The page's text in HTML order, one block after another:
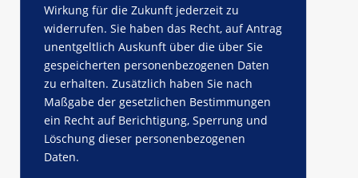
Wirkung für die Zukunft jederzeit zu
widerrufen. Sie haben das Recht, auf Antrag
unentgeltlich Auskunft über die über Sie
gespeicherten personenbezogenen Daten
zu erhalten. Zusätzlich haben Sie nach
Maßgabe der gesetzlichen Bestimmungen
ein Recht auf Berichtigung, Sperrung und
Löschung dieser personenbezogenen
Daten.